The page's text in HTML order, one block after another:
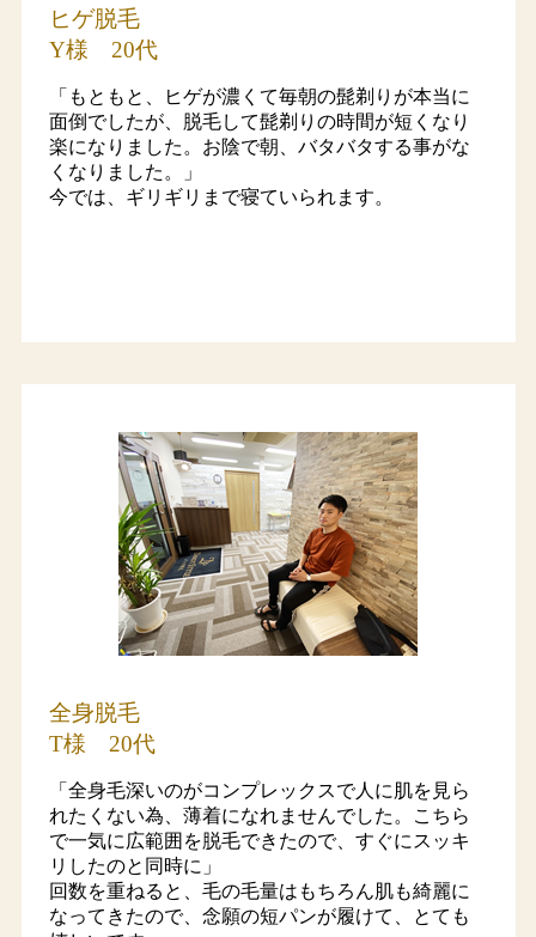
ヒゲ脱毛
Y様 20代
「もともと、ヒゲが濃くて毎朝の髭剃りが本当に
面倒でしたが、脱毛して髭剃りの時間が短くなり
楽になりました。お陰で朝、バタバタする事がな
くなりました。」
今では、ギリギリまで寝ていられます。
全身脱毛
T様 20代
「全身毛深いのがコンプレックスで人に肌を見ら
れたくない為、薄着になれませんでした。こちら
で一気に広範囲を脱毛できたので、すぐにスッキ
リしたのと同時に」
回数を重ねると、毛の毛量はもちろん肌も綺麗に
なってきたので、念願の短パンが履けて、とても